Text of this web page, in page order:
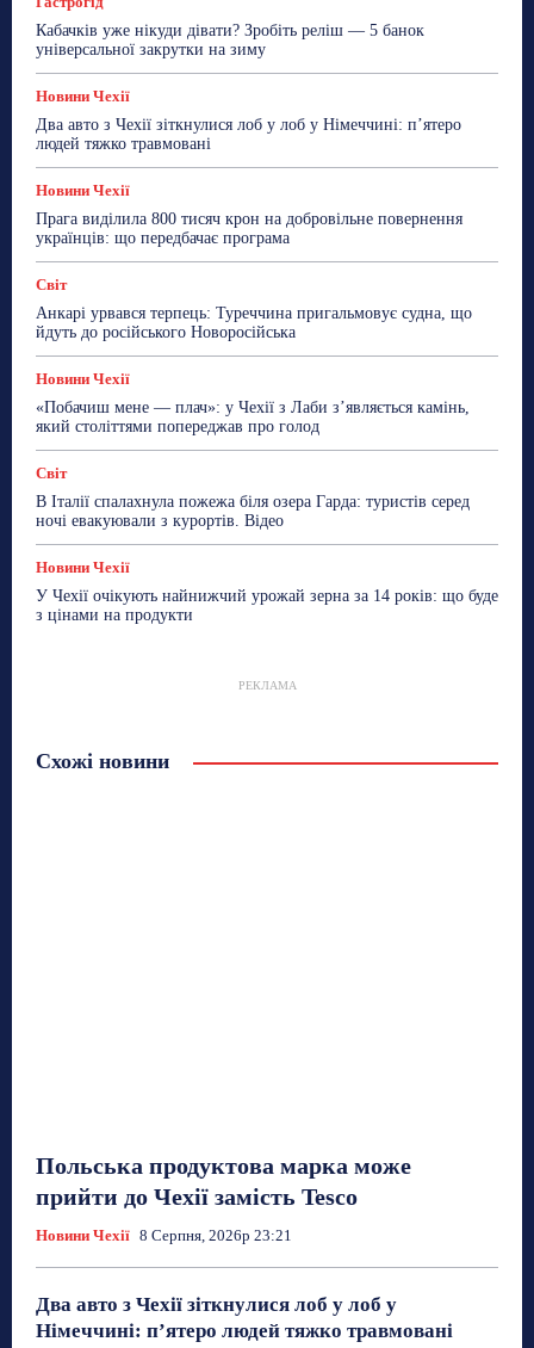
Кабачків уже нікуди дівати? Зробіть реліш — 5 банок
універсальної закрутки на зиму
Новини Чехії
Два авто з Чехії зіткнулися лоб у лоб у Німеччині: п’ятеро
людей тяжко травмовані
Новини Чехії
Прага виділила 800 тисяч крон на добровільне повернення
українців: що передбачає програма
Світ
Анкарі урвався терпець: Туреччина пригальмовує судна, що
йдуть до російського Новоросійська
Новини Чехії
«Побачиш мене — плач»: у Чехії з Лаби з’являється камінь,
який століттями попереджав про голод
Світ
В Італії спалахнула пожежа біля озера Гарда: туристів серед
ночі евакуювали з курортів. Відео
Новини Чехії
У Чехії очікують найнижчий урожай зерна за 14 років: що буде
з цінами на продукти
РЕКЛАМА
Схожі новини
Польська продуктова марка може
прийти до Чехії замість Tesco
Новини Чехії 8 Серпня, 2026р 23:21
Два авто з Чехії зіткнулися лоб у лоб у
Німеччині: п’ятеро людей тяжко травмовані